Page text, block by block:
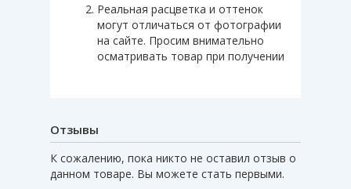
Реальная расцветка и оттенок
могут отличаться от фотографии
на сайте. Просим внимательно
осматривать товар при получении
Отзывы
К сожалению, пока никто не оставил отзыв о
данном товаре. Вы можете стать первыми.